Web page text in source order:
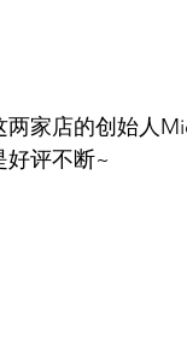
两家店的创始人
好评不断~